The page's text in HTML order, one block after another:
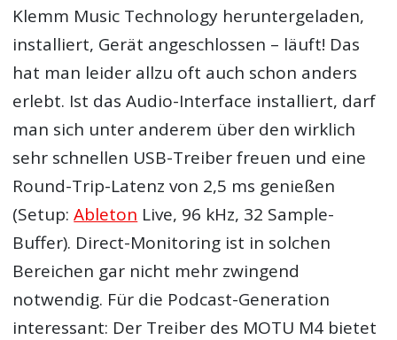
Klemm Music Technology heruntergeladen,
installiert, Gerät angeschlossen – läuft! Das
hat man leider allzu oft auch schon anders
erlebt. Ist das Audio-Interface installiert, darf
man sich unter anderem über den wirklich
sehr schnellen USB-Treiber freuen und eine
Round-Trip-Latenz von 2,5 ms genießen
(Setup:Ableton Live, 96 kHz, 32 Sample-
Buffer). Direct-Monitoring ist in solchen
Bereichen gar nicht mehr zwingend
notwendig. Für die Podcast-Generation
interessant: Der Treiber des MOTU M4 bietet